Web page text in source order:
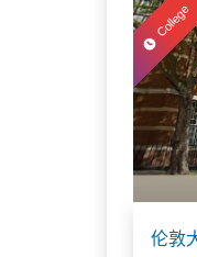
College
伦敦